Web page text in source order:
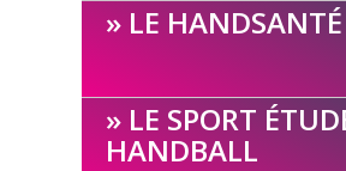
LE HANDSANTÉ
LE SPORT
HANDBALL